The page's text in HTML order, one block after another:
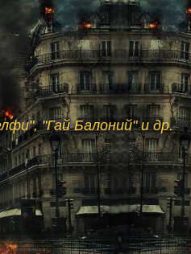
"Гай Балоний" и др.